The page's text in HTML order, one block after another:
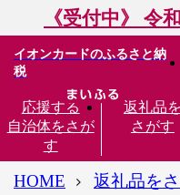
《受付中》 令
イオンカードのふるさと納
税
応援する
自治体をさが
す
返礼品を
さがす
HOME 返礼品を